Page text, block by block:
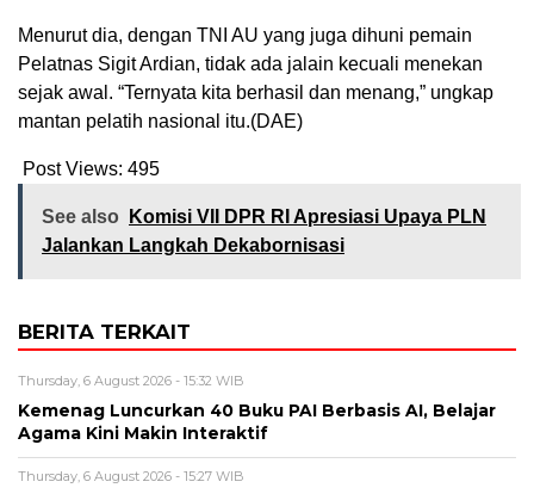
Menurut dia, dengan TNI AU yang juga dihuni pemain
Pelatnas Sigit Ardian, tidak ada jalain kecuali menekan
sejak awal. “Ternyata kita berhasil dan menang,” ungkap
mantan pelatih nasional itu.(DAE)
Post Views: 495
See also
Komisi VII DPR RI Apresiasi Upaya PLN
Jalankan Langkah Dekabornisasi
BERITA TERKAIT
Thursday, 6 August 2026 - 15:32 WIB
Kemenag Luncurkan 40 Buku PAI Berbasis AI, Belajar
Agama Kini Makin Interaktif
Thursday, 6 August 2026 - 15:27 WIB